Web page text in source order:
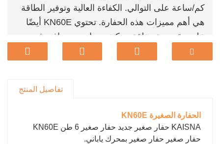
كم/ساعة على التوالي. الكفاءة العالية وتوفير الطاقة
هي أهم مميزات هذه الحفارة. تحتوي KN60E أيضًا
على مقصورة مغلقة ومكيف هواء، وهو دافئ في
الشتاء وبارد في الصيف، مما يجعل المشغل أكثر
تفاصيل المنتج
الحفارة الصغيرة KN60E
KAISNA حفار صغير جديد حفار صغير 6 طن KN60E
حفار صغير حفار صغير بمحرك ياباني.